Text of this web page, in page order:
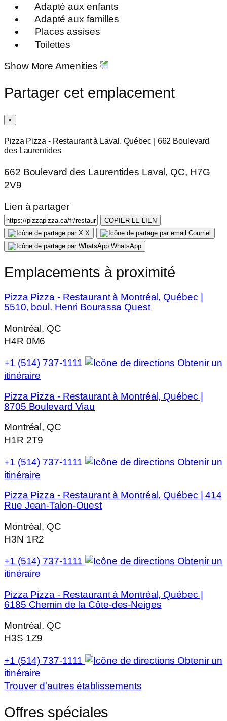
Adapté aux enfants
Adapté aux familles
Places assises
Toilettes
Show More Amenities
Partager cet emplacement
×
Pizza Pizza - Restaurant à Laval, Québec | 662 Boulevard
des Laurentides
662 Boulevard des Laurentides Laval, QC, H7G
2V9
Lien à partager
COPIER LE LIEN
X
Courriel
WhatsApp
Emplacements à proximité
Pizza Pizza - Restaurant à Montréal, Québec |
5510, boul. Henri Bourassa Quest
Montréal, QC
H4R 0M6
+1 (514) 737-1111
Obtenir un
itinéraire
Pizza Pizza - Restaurant à Montréal, Québec |
8705 Boulevard Viau
Montréal, QC
H1R 2T9
+1 (514) 737-1111
Obtenir un
itinéraire
Pizza Pizza - Restaurant à Montréal, Québec | 414
Rue Jean-Talon-Ouest
Montréal, QC
H3N 1R2
+1 (514) 737-1111
Obtenir un
itinéraire
Pizza Pizza - Restaurant à Montréal, Québec |
6185 Chemin de la Côte-des-Neiges
Montréal, QC
H3S 1Z9
+1 (514) 737-1111
Obtenir un
itinéraire
Trouver d'autres établissements
Offres spéciales